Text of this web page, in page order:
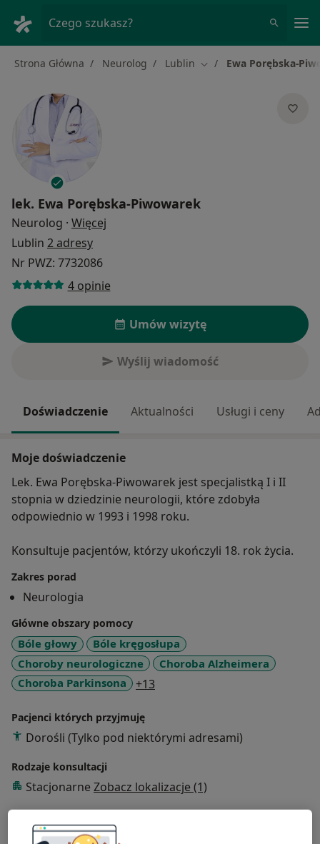
Czego szukasz?
Strona Główna Neurolog Lublin Zmień miasto
Ewa Porębska-
lek. Ewa Porębska-Piwowarek
Neurolog · Więcej
Lublin 2 adresy
Nr PWZ: 7732086
4 opinie
Umów wizytę
Wyślij wiadomość
Doświadczenie Aktualności Usługi i ceny
Moje doświadczenie
Lek. Ewa Porębska-Piwowarek jest specjalistką I i II
stopnia w dziedzinie neurologii, które zdobyła
odpowiednio w 1993 i 1998 roku.
Konsultuje pacjentów, którzy ukończyli 18. rok życia.
Zakres porad
Neurologia
Główne obszary pomocy
Bóle głowy
Bóle kręgosłupa
Choroby neurologiczne
Choroba Alzheimera
Choroba Parkinsona
+13
Pacjenci których przyjmuję
Dorośli (Tylko pod niektórymi adresami)
Rodzaje konsultacji
Stacjonarne Zobacz lokalizacje (1)